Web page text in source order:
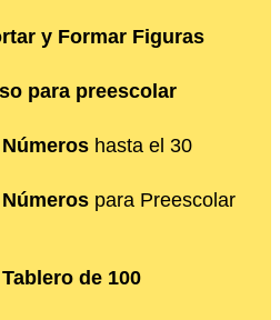
y Formar Figuras
para preescolar
hasta el 30
para Preescolar
de 100